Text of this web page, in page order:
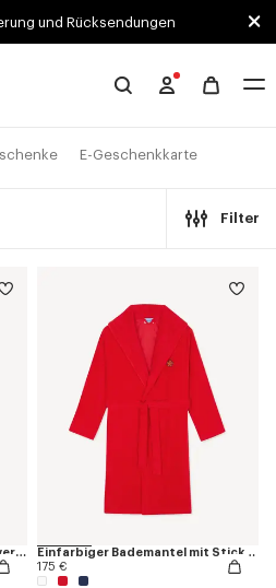
und Rücksendungen
E-Geschenkkarte
Filter
Baumwoll-T-Shirt mit „Boke Flower“-Stickerei
Einfarbiger Bademantel mit Stickerei „K Boke“
175 €